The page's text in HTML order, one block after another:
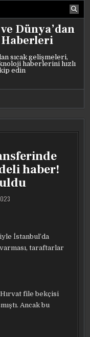
Dünya’dan
Haberleri
sıcak gelişmeleri,
haberlerini hızlı
edin
haber!
İstanbul’da
taraftarlar
file bekçisi
Ancak bu